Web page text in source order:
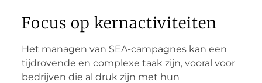
Focus op kernactiviteiten
Het managen van SEA-campagnes kan een
tijdrovende en complexe taak zijn, vooral voor
bedrijven die al druk zijn met hun